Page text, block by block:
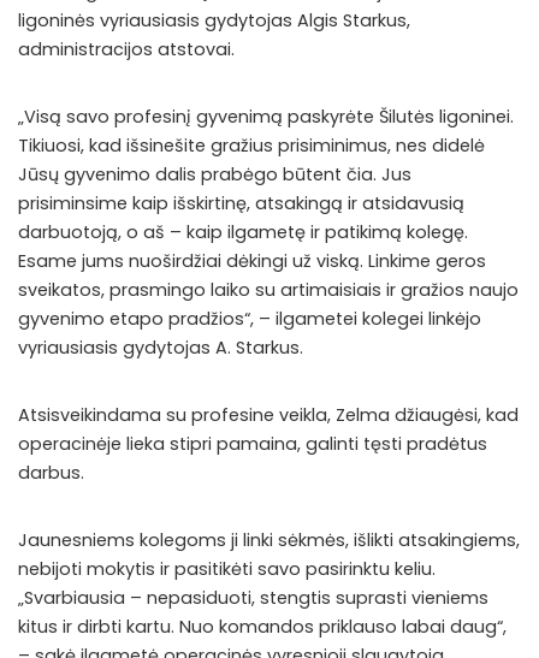
ligoninės vyriausiasis gydytojas Algis Starkus,
administracijos atstovai.
„Visą savo profesinį gyvenimą paskyrėte Šilutės ligoninei.
Tikiuosi, kad išsinešite gražius prisiminimus, nes didelė
Jūsų gyvenimo dalis prabėgo būtent čia. Jus
prisiminsime kaip išskirtinę, atsakingą ir atsidavusią
darbuotoją, o aš – kaip ilgametę ir patikimą kolegę.
Esame jums nuoširdžiai dėkingi už viską. Linkime geros
sveikatos, prasmingo laiko su artimaisiais ir gražios naujo
gyvenimo etapo pradžios“, – ilgametei kolegei linkėjo
vyriausiasis gydytojas A. Starkus.
Atsisveikindama su profesine veikla, Zelma džiaugėsi, kad
operacinėje lieka stipri pamaina, galinti tęsti pradėtus
darbus.
Jaunesniems kolegoms ji linki sėkmės, išlikti atsakingiems,
nebijoti mokytis ir pasitikėti savo pasirinktu keliu.
„Svarbiausia – nepasiduoti, stengtis suprasti vieniems
kitus ir dirbti kartu. Nuo komandos priklauso labai daug“,